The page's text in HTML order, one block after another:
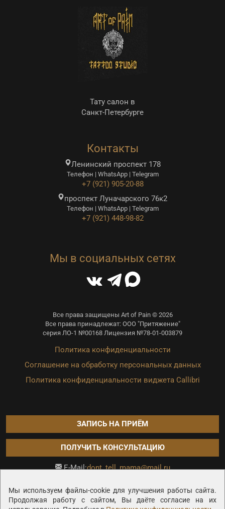
Мы используем файлы-cookie для улучшения работы сайта.
Продолжая работу с сайтом, Вы даёте согласие на их
Тату салон в
Санкт-Петербурге
Контакты
Ленинский проспект 178
Телефон | WhatsApp | Telegram
+7 (921) 905-20-88
проспект Луначарского 76к2
Телефон | WhatsApp | Telegram
+7 (921) 448-98-82
Мы в социальных сетях
Все права защищены Art of Pain © 2026
Все права принадлежат: ООО "Притяжение"
серия ЛО-1 №00168 Лицензия №78-01-003879
Политика конфиденциальности
Соглашение на обработку персональных данных
Политика конфиденциальности виджета Callibri
ЗАПИСЬ НА ПРИЁМ
ПОЛУЧИТЬ КОНСУЛЬТАЦИЮ
E-Mail:dont_tell_mama@mail.ru